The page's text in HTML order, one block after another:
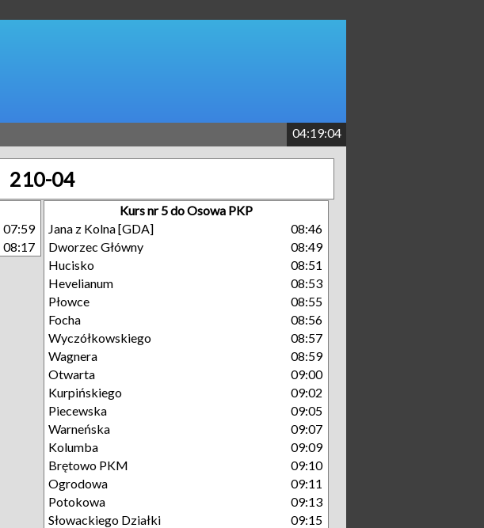
04:19:04
210-04
07:59
08:17
Kurs nr 5 do Osowa PKP
Jana z Kolna [GDA]
08:46
Dworzec Główny
08:49
Hucisko
08:51
Hevelianum
08:53
Płowce
08:55
Focha
08:56
Wyczółkowskiego
08:57
Wagnera
08:59
Otwarta
09:00
Kurpińskiego
09:02
Piecewska
09:05
Warneńska
09:07
Kolumba
09:09
Brętowo PKM
09:10
Ogrodowa
09:11
Potokowa
09:13
Słowackiego Działki
09:15